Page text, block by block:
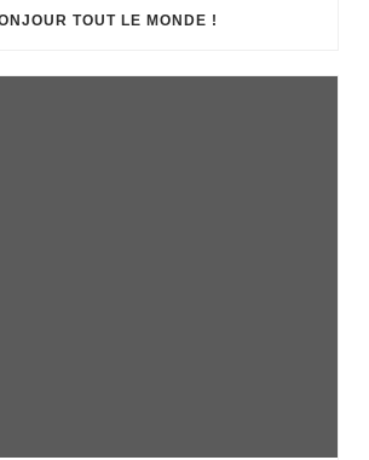
TOUT LE MONDE !